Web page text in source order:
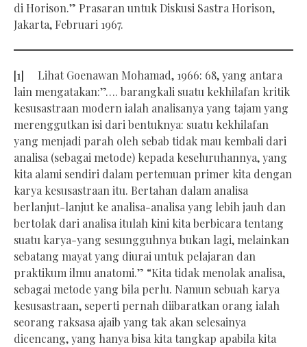
di Horison.” Prasaran untuk Diskusi Sastra Horison,
Jakarta, Februari 1967.
[1] Lihat Goenawan Mohamad, 1966: 68, yang antara
lain mengatakan:”…. barangkali suatu kekhilafan kritik
kesusastraan modern ialah analisanya yang tajam yang
merenggutkan isi dari bentuknya: suatu kekhilafan
yang menjadi parah oleh sebab tidak mau kembali dari
analisa (sebagai metode) kepada keseluruhannya, yang
kita alami sendiri dalam pertemuan primer kita dengan
karya kesusastraan itu. Bertahan dalam analisa
berlanjut-lanjut ke analisa-analisa yang lebih jauh dan
bertolak dari analisa itulah kini kita berbicara tentang
suatu karya-yang sesungguhnya bukan lagi, melainkan
sebatang mayat yang diurai untuk pelajaran dan
praktikum ilmu anatomi.” “Kita tidak menolak analisa,
sebagai metode yang bila perlu. Namun sebuah karya
kesusastraan, seperti pernah diibaratkan orang ialah
seorang raksasa ajaib yang tak akan selesainya
dicencang, yang hanya bisa kita tangkap apabila kita